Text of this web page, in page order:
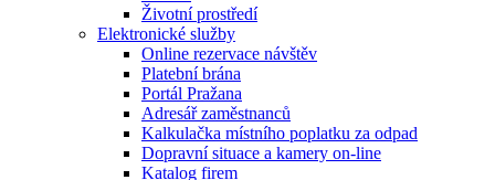
Životní prostředí
Elektronické služby
Online rezervace návštěv
Platební brána
Portál Pražana
Adresář zaměstnanců
Kalkulačka místního poplatku za odpad
Dopravní situace a kamery on-line
Katalog firem